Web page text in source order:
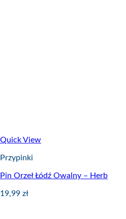
Quick View
Przypinki
Pin Orzeł Łódź Owalny – Herb
19,99 zł